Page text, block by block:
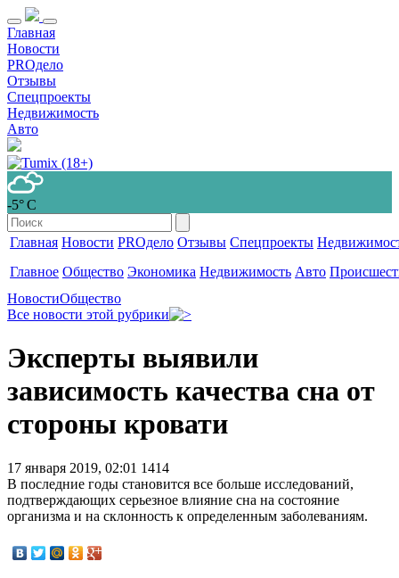
Главная
Новости
PROдело
Отзывы
Спецпроекты
Недвижимость
Авто
-5° С
Главная Новости PROдело Отзывы Спецпроекты
Главное Общество Экономика Недвижимость Авто
НовостиОбщество
Все новости этой рубрики
Эксперты выявили
зависимость качества сна от
стороны кровати
17 января 2019, 02:01 1414
В последние годы становится все больше исследований,
подтверждающих серьезное влияние сна на состояние
организма и на склонность к определенным заболеваниям.